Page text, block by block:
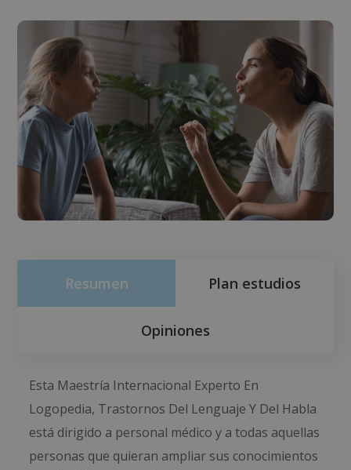
Resumen Plan estudios
Opiniones
Esta Maestría Internacional Experto En
Logopedia, Trastornos Del Lenguaje Y Del Habla
está dirigido a personal médico y a todas aquellas
personas que quieran ampliar sus conocimientos